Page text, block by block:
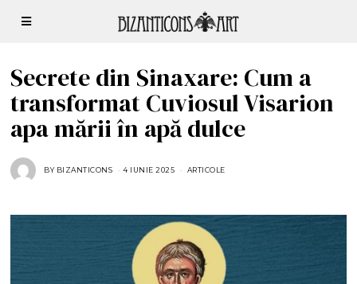
Secrete din Sinaxare: Cum a
transformat Cuviosul Visarion
apa mării în apă dulce
BY BIZANTICONS 4 IUNIE 2025
E
2
5
ARTICOLE